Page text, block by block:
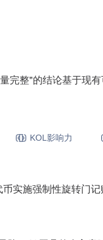
KOL影响力
完整"的结论基于现
动曝光；发现后修复
实施强制性旋转门记